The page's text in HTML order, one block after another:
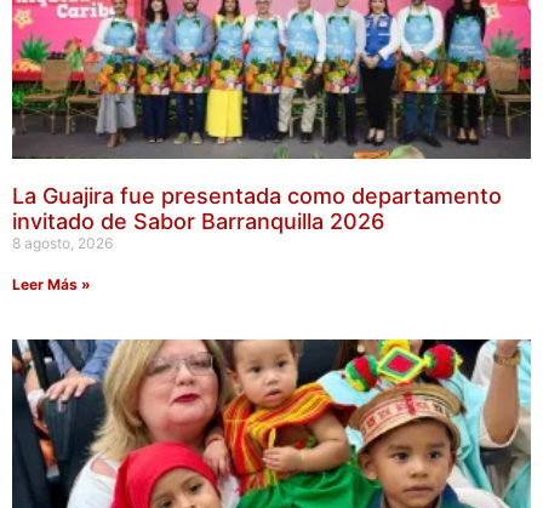
La Guajira fue presentada como departamento
invitado de Sabor Barranquilla 2026
8 agosto, 2026
Leer Más »